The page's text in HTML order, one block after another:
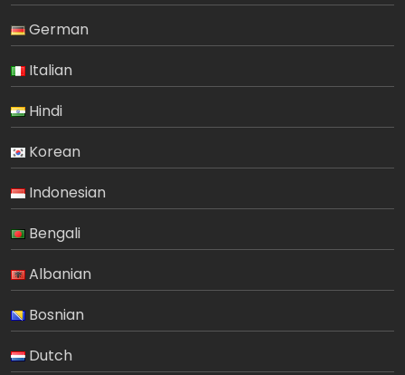
German
Italian
Hindi
Korean
Indonesian
Bengali
Albanian
Bosnian
Dutch